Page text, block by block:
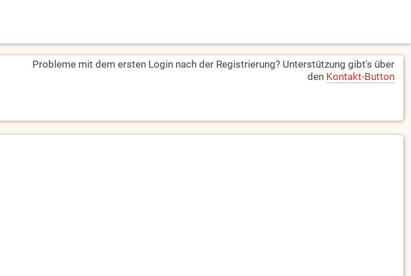
Probleme mit dem ersten Login nach der Registrierung? Unterstützung gibt's über
den Kontakt-Button